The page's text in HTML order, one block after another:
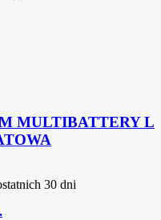
MULTIBATTERY L
30 dni